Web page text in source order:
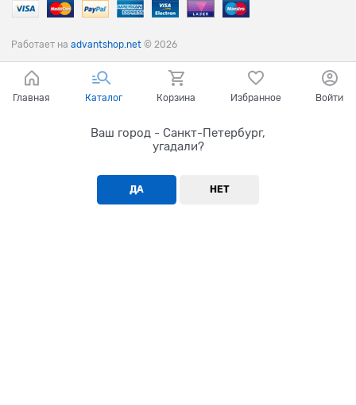
Работает на advantshop.net © 2026
Главная Каталог Корзина Избранное Войти
Ваш город - Санкт-Петербург,
угадали?
ДА НЕТ